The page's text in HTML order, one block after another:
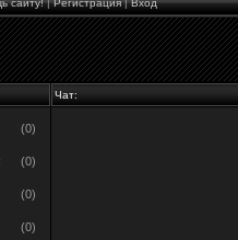
сайту!|Регистрация|Вход
Чат:
(0)
(0)
(0)
(0)